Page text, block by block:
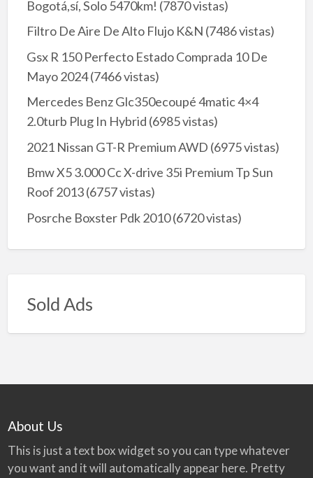
Bogotá,sí, Solo 5470km! (7870 vistas)
Filtro De Aire De Alto Flujo K&N (7486 vistas)
Gsx R 150 Perfecto Estado Comprada 10 De
Mayo 2024(7466 vistas)
Mercedes Benz Glc350ecoupé 4matic 4×4
2.0turb Plug In Hybrid (6985 vistas)
2021 Nissan GT-R Premium AWD (6975 vistas)
Bmw X5 3.000 Cc X-drive 35i Premium Tp Sun
Roof 2013(6757 vistas)
Posrche Boxster Pdk 2010(6720 vistas)
Sold Ads
About Us
This is just a text box widget so you can type whatever
you want and it will automatically appear here. Pretty